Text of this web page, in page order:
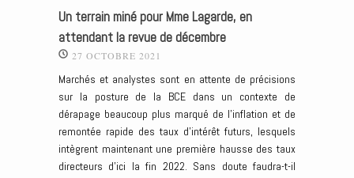
Un terrain miné pour Mme Lagarde, en
attendant la revue de décembre
27 OCTOBRE 2021
Marchés et analystes sont en attente de précisions
sur la posture de la BCE dans un contexte de
dérapage beaucoup plus marqué de l’inflation et de
remontée rapide des taux d’intérêt futurs, lesquels
intègrent maintenant une première hausse des taux
directeurs d’ici la fin 2022. Sans doute faudra-t-il